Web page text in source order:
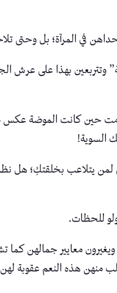
في المرآة؛ بل وحتى
بهذا على عرش
حين كانت الموضة عكس
السوية!
يتلاعب بخلقتكِ؛ هل نظرت
للحظات.
معايير جمالهن كما
هذه النعم عقوبة لهن